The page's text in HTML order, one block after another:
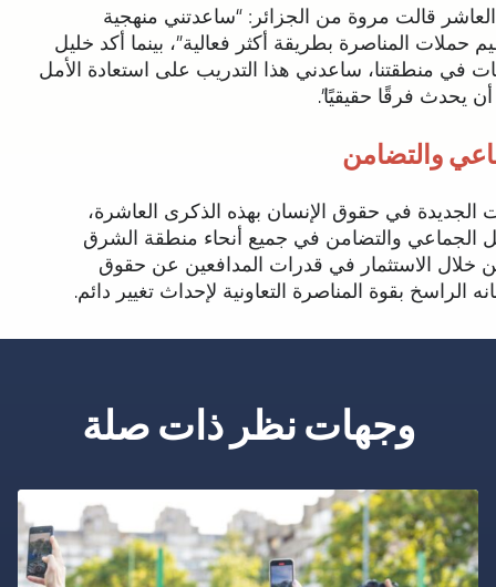
قالت مروة من الجزائر: “ساعدتني منهجية
المناصرة بطريقة أكثر فعالية”، بينما أكد خليل
في منطقتنا، ساعدني هذا التدريب على استعادة الأمل
يحدث فرقًا حقيقيًا”.
والتضامن
الجديدة في حقوق الإنسان بهذه الذكرى العاشرة،
الجماعي والتضامن في جميع أنحاء منطقة الشرق
خلال الاستثمار في قدرات المدافعين عن حقوق
الراسخ بقوة المناصرة التعاونية لإحداث تغيير دائم.
وجهات نظر ذات صلة